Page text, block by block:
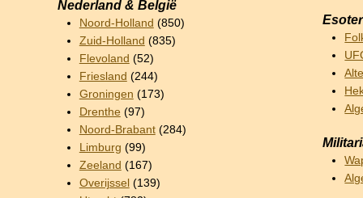
Nederland & België
Noord-Holland (850)
Zuid-Holland (835)
Flevoland (52)
Friesland (244)
Groningen (173)
Drenthe (97)
Noord-Brabant(284)
Limburg (99)
Zeeland (167)
Overijssel(139)